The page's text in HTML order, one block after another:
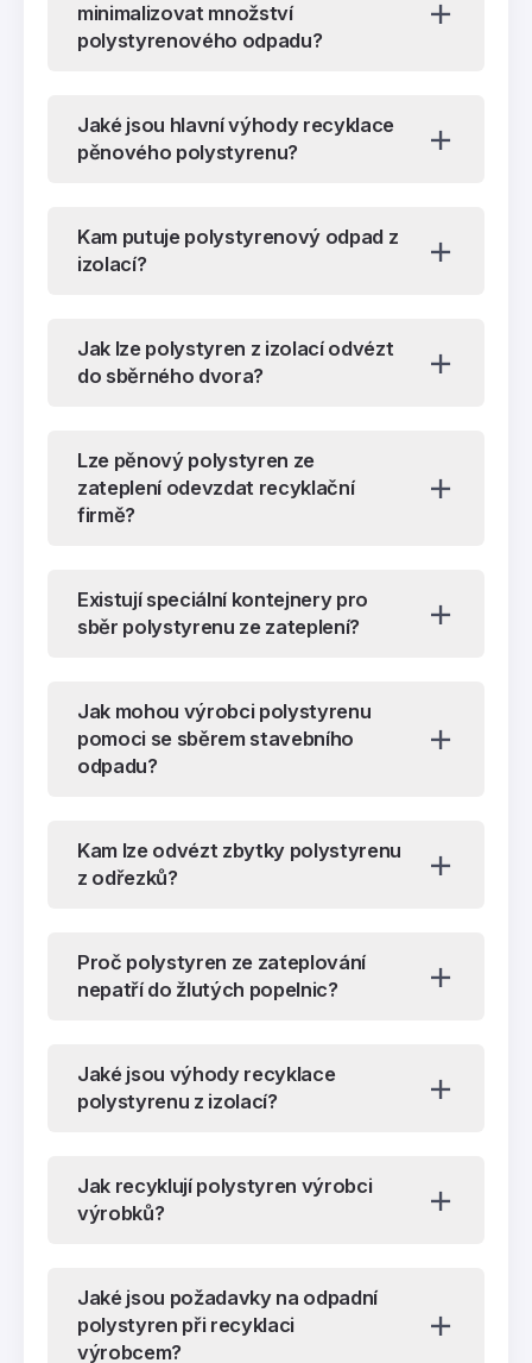
minimalizovat množství
polystyrenového odpadu?
Jaké jsou hlavní výhody recyklace
pěnového polystyrenu?
Kam putuje polystyrenový odpad z
izolací?
Jak lze polystyren z izolací odvézt
do sběrného dvora?
Lze pěnový polystyren ze
zateplení odevzdat recyklační
firmě?
Existují speciální kontejnery pro
sběr polystyrenu ze zateplení?
Jak mohou výrobci polystyrenu
pomoci se sběrem stavebního
odpadu?
Kam lze odvézt zbytky polystyrenu
z odřezků?
Proč polystyren ze zateplování
nepatří do žlutých popelnic?
Jaké jsou výhody recyklace
polystyrenu z izolací?
Jak recyklují polystyren výrobci
výrobků?
Jaké jsou požadavky na odpadní
polystyren při recyklaci
výrobcem?